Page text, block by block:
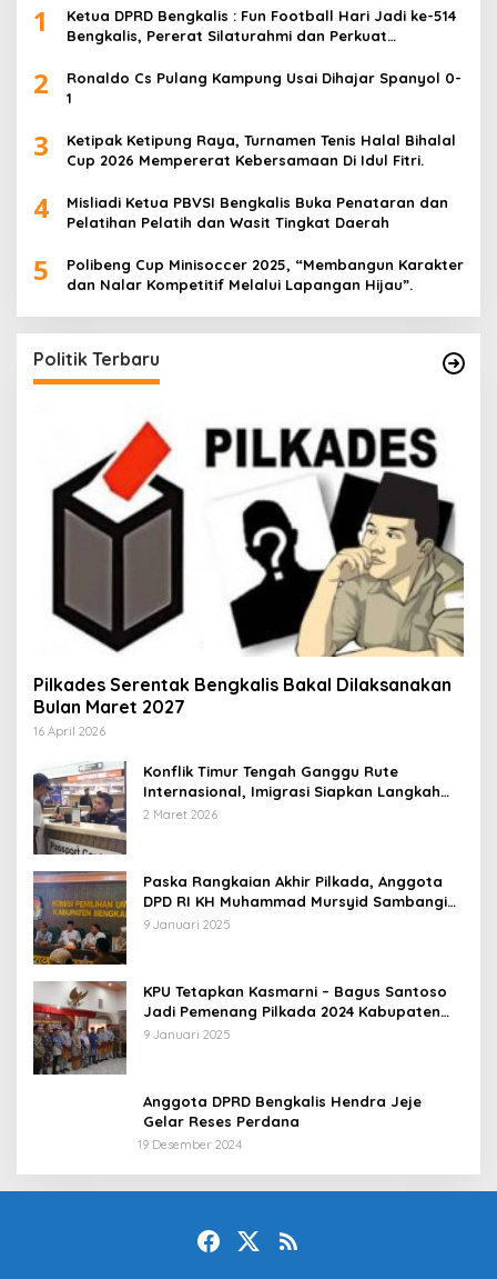
1
Ketua DPRD Bengkalis : Fun Football Hari Jadi ke-514
Bengkalis, Pererat Silaturahmi dan Perkuat
2
Ronaldo Cs Pulang Kampung Usai Dihajar Spanyol 0-
1
3
Ketipak Ketipung Raya, Turnamen Tenis Halal Bihalal
Cup 2026 Mempererat Kebersamaan Di Idul Fitri.
4
Misliadi Ketua PBVSI Bengkalis Buka Penataran dan
Pelatihan Pelatih dan Wasit Tingkat Daerah
5
Polibeng Cup Minisoccer 2025, “Membangun Karakter
dan Nalar Kompetitif Melalui Lapangan Hijau”.
Politik Terbaru
Pilkades Serentak Bengkalis Bakal Dilaksanakan
Bulan Maret 2027
16 April 2026
Konflik Timur Tengah Ganggu Rute
Internasional, Imigrasi Siapkan Langkah
Antisipatif
2 Maret 2026
Paska Rangkaian Akhir Pilkada, Anggota
DPD RI KH Muhammad Mursyid Sambangi
KPU Bengkalis
9 Januari 2025
KPU Tetapkan Kasmarni – Bagus Santoso
Jadi Pemenang Pilkada 2024 Kabupaten
Bengkalis
9 Januari 2025
Anggota DPRD Bengkalis Hendra Jeje
Gelar Reses Perdana
19 Desember 2024